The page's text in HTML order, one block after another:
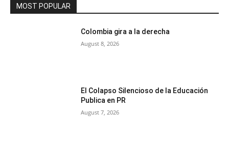
MOST POPULAR
Colombia gira a la derecha
August 8, 2026
El Colapso Silencioso de la Educación
Publica en PR
August 7, 2026